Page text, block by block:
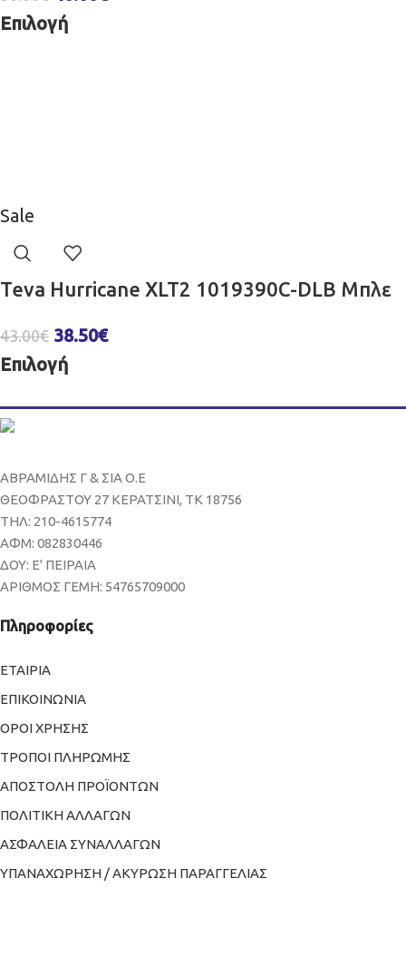
Επιλογή
Sale
Teva Hurricane XLT2 1019390C-DLB Μπλε
43.00€ 38.50€
Επιλογή
ΑΒΡΑΜΙΔΗΣ Γ & ΣΙΑ Ο.Ε
ΘΕΟΦΡΑΣΤΟΥ 27 ΚΕΡΑΤΣΙΝΙ, ΤΚ 18756
ΤΗΛ: 210-4615774
ΑΦΜ: 082830446
ΔΟΥ: Ε' ΠΕΙΡΑΙΑ
ΑΡΙΘΜΟΣ ΓΕΜΗ: 54765709000
Πληροφορίες
ΕΤΑΙΡΙΑ
ΕΠΙΚΟΙΝΩΝΙΑ
ΟΡΟΙ ΧΡΗΣΗΣ
ΤΡΟΠΟΙ ΠΛΗΡΩΜΗΣ
ΑΠΟΣΤΟΛΗ ΠΡΟΪΟΝΤΩΝ
ΠΟΛΙΤΙΚΗ ΑΛΛΑΓΩΝ
ΑΣΦΑΛΕΙΑ ΣΥΝΑΛΛΑΓΩΝ
ΥΠΑΝΑΧΩΡΗΣΗ / ΑΚΥΡΩΣΗ ΠΑΡΑΓΓΕΛΙΑΣ